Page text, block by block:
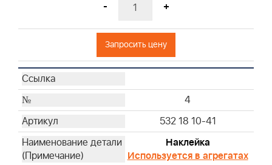
- +
Запросить цену
4
532 18 10-41
Наклейка
Используется в агрегатах